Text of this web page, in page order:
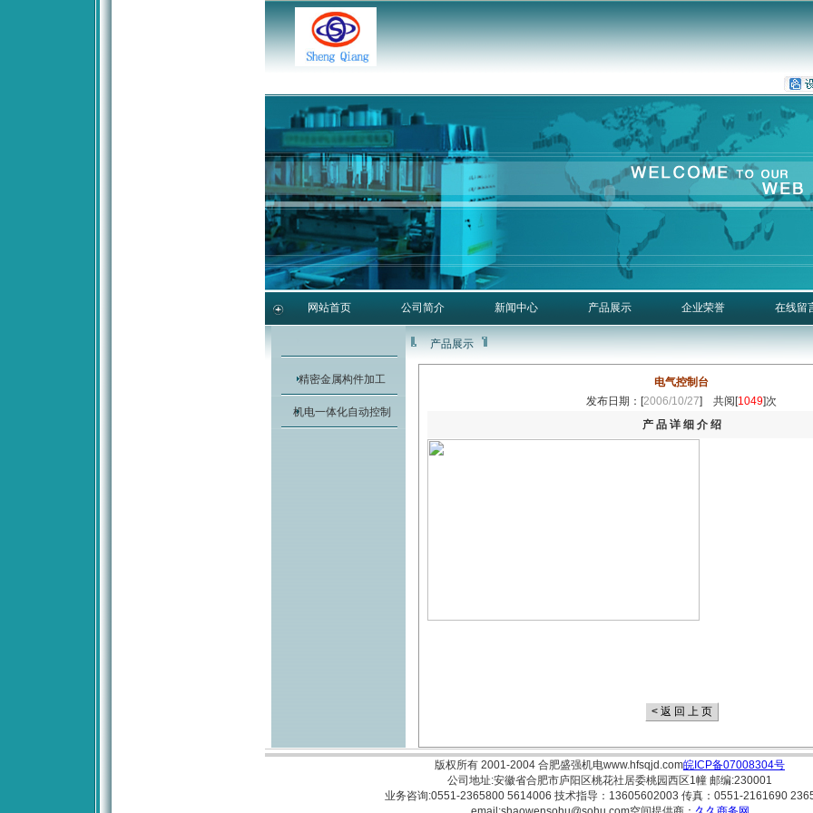
网站首页 公司简介 新闻中心 产品展示 企业荣誉 在线留
产品展示
精密金属构件加工
机电一体化自动控制
电气控制台
发布日期：[2006/10/27] 共阅[1049]次
产 品 详 细 介 绍
版权所有 2001-2004 合肥盛强机电www.hfsqjd.com皖ICP备07008304号
公司地址:安徽省合肥市庐阳区桃花社居委桃园西区1幢 邮编:230001
业务咨询:0551-2365800 5614006 技术指导：13605602003 传真：0551-2161690